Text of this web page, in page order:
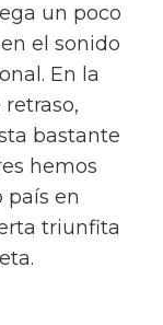
un poco
el sonido
En la
bastante
hemos
país en
triunfita